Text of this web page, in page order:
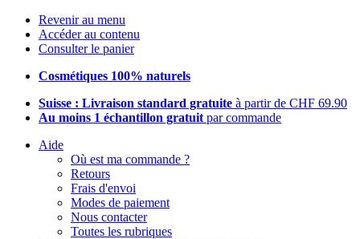
Revenir au menu
Accéder au contenu
Consulter le panier
Cosmétiques 100% naturels
Suisse : Livraison standard gratuite à partir de CHF 69.90
Au moins 1 échantillon gratuit par commande
Aide
Où est ma commande ?
Retours
Frais d'envoi
Modes de paiement
Nous contacter
Toutes les rubriques